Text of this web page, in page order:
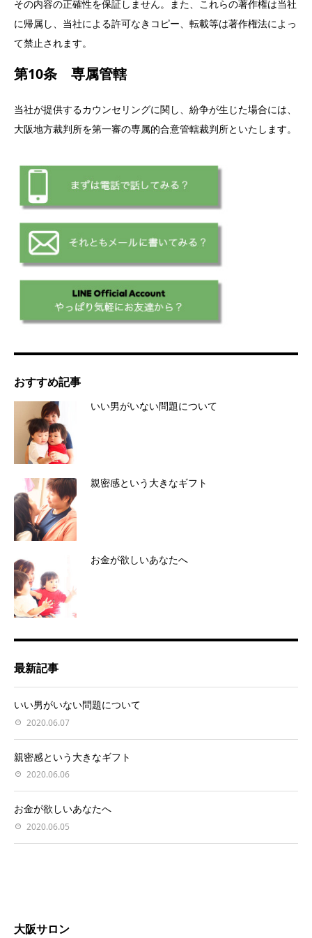
その内容の正確性を保証しません。また、これらの著作権は当社
に帰属し、当社による許可なきコピー、転載等は著作権法によっ
て禁止されます。
第10条 専属管轄
当社が提供するカウンセリングに関し、紛争が生じた場合には、
大阪地方裁判所を第一審の専属的合意管轄裁判所といたします。
おすすめ記事
いい男がいない問題について
親密感という大きなギフト
お金が欲しいあなたへ
最新記事
いい男がいない問題について
2020.06.07
親密感という大きなギフト
2020.06.06
お金が欲しいあなたへ
2020.06.05
大阪サロン